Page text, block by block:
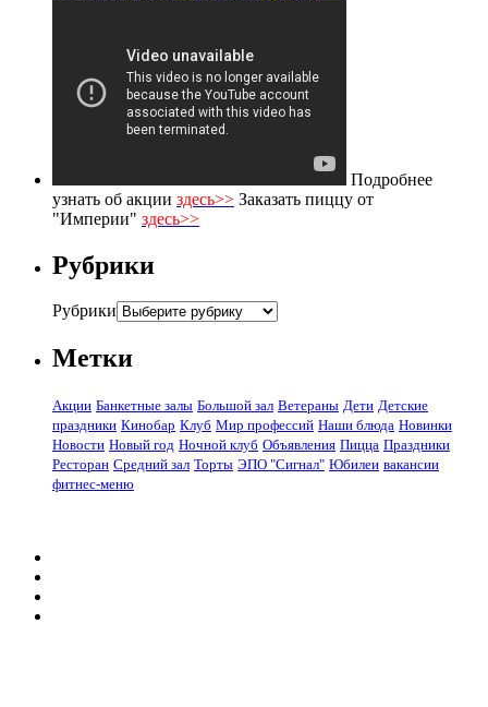
Подробнее
узнать об акции здесь>> Заказать пиццу от
"Империи" здесь>>
Рубрики
Рубрики
Метки
Акции Банкетные залы Большой зал Ветераны Дети Детские
праздники Кинобар Клуб Мир профессий Наши блюда Новинки
Новости Новый год Ночной клуб Объявления Пицца Праздники
Ресторан Средний зал Торты ЭПО "Сигнал" Юбилеи вакансии
фитнес-меню